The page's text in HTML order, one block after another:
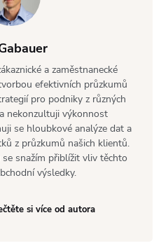
a zaměstnanecké
efektivních průzkumů
pro podniky z různých
nekonzultuji výkonnost
se hloubkové analýze dat a
z průzkumů našich klientů.
snažím přiblížit vliv těchto
výsledky.
si více od autora